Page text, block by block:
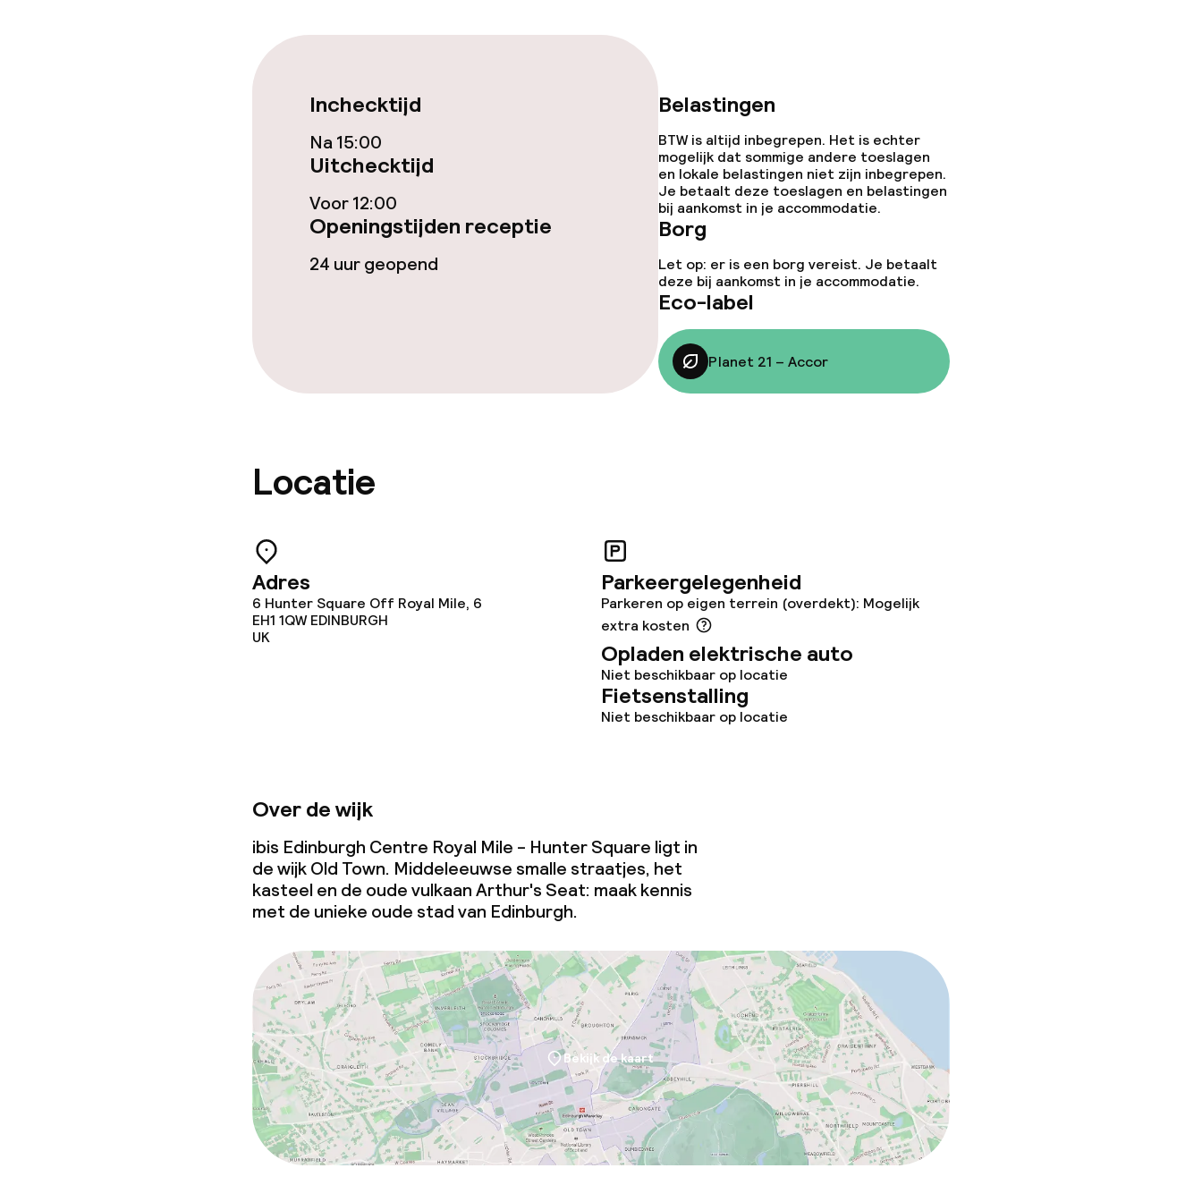
Schoonmaakvoorzieningen
Eco-label
Beleid
Overal rookvrij
Inchecktijd
Na 15:00
Uitchecktijd
Voor 12:00
Openingstijden receptie
24 uur geopend
Belastingen
BTW is altijd inbegrepen. Het is echter
mogelijk dat sommige andere toeslagen
en lokale belastingen niet zijn inbegrepen.
Je betaalt deze toeslagen en belastingen
bij aankomst in je accommodatie.
Borg
Let op: er is een borg vereist. Je betaalt
deze bij aankomst in je accommodatie.
Eco-label
Planet 21 – Accor
Locatie
Adres
6 Hunter Square Off Royal Mile, 6
EH1 1QW EDINBURGH
UK
Parkeergelegenheid
Parkeren op eigen terrein (overdekt): Mogelijk
extra kosten
Opladen elektrische auto
Niet beschikbaar op locatie
Fietsenstalling
Niet beschikbaar op locatie
Over de wijk
ibis Edinburgh Centre Royal Mile - Hunter Square ligt in
de wijk Old Town. Middeleeuwse smalle straatjes, het
kasteel en de oude vulkaan Arthur's Seat: maak kennis
met de unieke oude stad van Edinburgh.
Bekijk de kaart